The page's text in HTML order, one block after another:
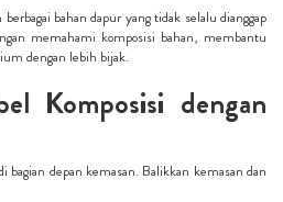
bahan dapur yang tidak selalu dianggap
memahami komposisi bahan, membantu
dengan lebih bijak.
Komposisi dengan
bagian depan kemasan. Balikkan kemasan dan